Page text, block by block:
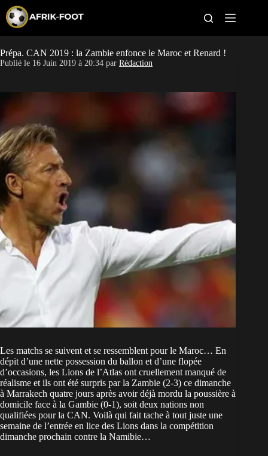
p
t
o
c
t
CAN féminine
Paris sportifs
Prépa. CAN 2019 : la Zambie enfonce le Maroc et Renard !
Publié le 16 Juin 2019 à 20:34 par Rédaction
Les matchs se suivent et se ressemblent pour le Maroc… En
dépit d’une nette possession du ballon et d’une flopée
d’occasions, les Lions de l’Atlas ont cruellement manqué de
réalisme et ils ont été surpris par la Zambie (2-3) ce dimanche
à Marrakech quatre jours après avoir déjà mordu la poussière à
domicile face à la Gambie (0-1), soit deux nations non
qualifiées pour la CAN. Voilà qui fait tache à tout juste une
semaine de l’entrée en lice des Lions dans la compétition
dimanche prochain contre la Namibie…